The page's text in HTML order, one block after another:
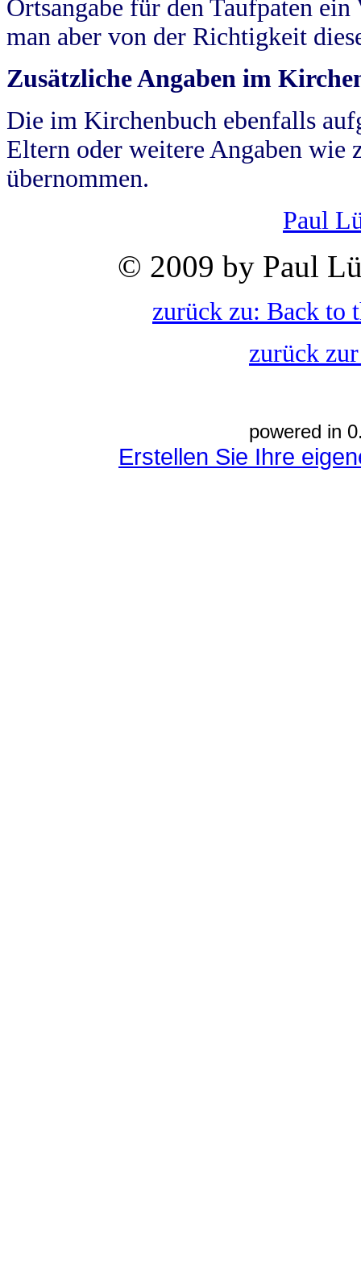
Ortsangabe für den Taufpaten
man aber von der Richtigkeit
Zusätzliche Angaben im
Die im Kirchenbuch ebenfalls
Eltern oder weitere Angaben wie
übernommen.
Paul
© 2009 by Paul
zurück zu: Back to
zurück
powered in
Erstellen Sie Ihre